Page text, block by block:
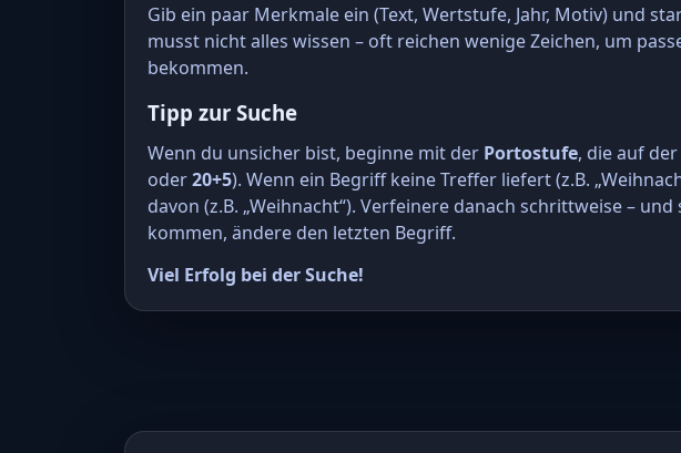
Gib ein paar Merkmale ein (Text, Wertstufe, Jahr, Motiv) und
musst nicht alles wissen – oft reichen wenige Zeichen, um
bekommen.
Tipp zur Suche
Wenn du unsicher bist, beginne mit der Portostufe, die auf
oder20+5). Wenn ein Begriff keine Treffer liefert (z.B.
davon (z.B. „Weihnacht“). Verfeinere danach schrittweise –
kommen, ändere den letzten Begriff.
Viel Erfolg bei der Suche!